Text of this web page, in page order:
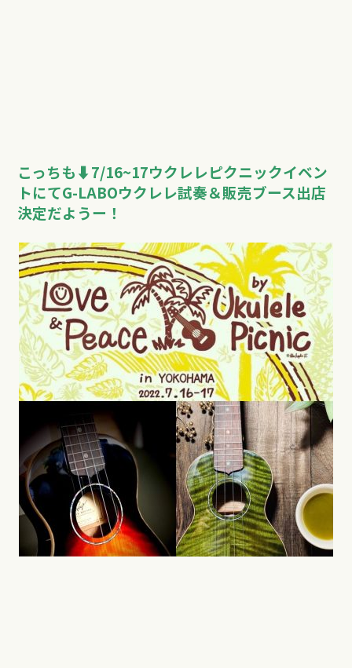
こっちも⬇︎7/16~17ウクレレピクニックイベン
トにてG-LABOウクレレ試奏＆販売ブース出店
決定だようー！